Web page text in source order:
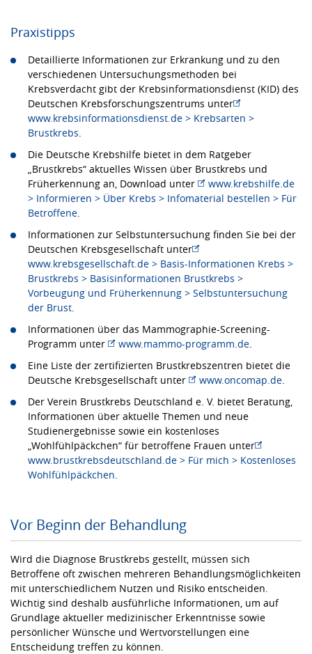
Praxistipps
Detaillierte Informationen zur Erkrankung und zu den
verschiedenen Untersuchungsmethoden bei
Krebsverdacht gibt der Krebsinformationsdienst (KID) des
Deutschen Krebsforschungszentrums unter
www.krebsinformationsdienst.de > Krebsarten >
Brustkrebs
Die Deutsche Krebshilfe bietet in dem Ratgeber
„Brustkrebs“ aktuelles Wissen über Brustkrebs und
Früherkennung an, Download unter
www.krebshilfe.de
> Informieren > Über Krebs > Infomaterial bestellen > Für
Betroffene
Informationen zur Selbstuntersuchung finden Sie bei der
Deutschen Krebsgesellschaft unter
www.krebsgesellschaft.de > Basis-Informationen Krebs >
Brustkrebs > Basisinformationen Brustkrebs >
Vorbeugung und Früherkennung > Selbstuntersuchung
der Brust
Informationen über das Mammographie-Screening-
Programm unter
www.mammo-programm.de
Eine Liste der zertifizierten Brustkrebszentren bietet die
Deutsche Krebsgesellschaft unter
www.oncomap.de
Der Verein Brustkrebs Deutschland e. V. bietet Beratung,
Informationen über aktuelle Themen und neue
Studienergebnisse sowie ein kostenloses
„Wohlfühlpäckchen“ für betroffene Frauen unter
www.brustkrebsdeutschland.de > Für mich > Kostenloses
Wohlfühlpäckchen
Vor Beginn der Behandlung
Wird die Diagnose Brustkrebs gestellt, müssen sich
Betroffene oft zwischen mehreren Behandlungsmöglichkeiten
mit unterschiedlichem Nutzen und Risiko entscheiden.
Wichtig sind deshalb ausführliche Informationen, um auf
Grundlage aktueller medizinischer Erkenntnisse sowie
persönlicher Wünsche und Wertvorstellungen eine
Entscheidung treffen zu können.